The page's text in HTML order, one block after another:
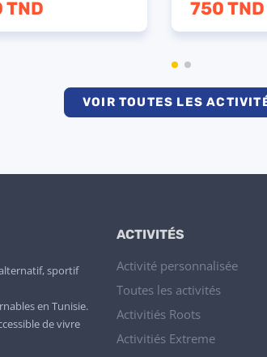
320 TND
VOIR TOUTES LES
sportif
en Tunisie.
de vivre
ACTIVITÉS
Activité personnalisée
Toutes les activités
Activitiés Roots
Activitiés Extreme